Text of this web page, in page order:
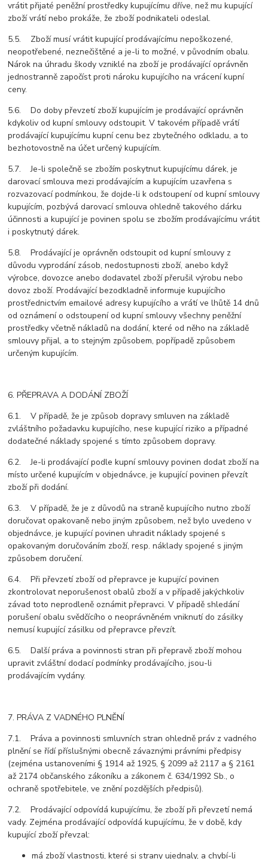
vrátit přijaté peněžní prostředky kupujícímu dříve, než mu kupující
zboží vrátí nebo prokáže, že zboží podnikateli odeslal.
5.5. Zboží musí vrátit kupující prodávajícímu nepoškozené,
neopotřebené, neznečištěné a je-li to možné, v původním obalu.
Nárok na úhradu škody vzniklé na zboží je prodávající oprávněn
jednostranně započíst proti nároku kupujícího na vrácení kupní
ceny.
5.6. Do doby převzetí zboží kupujícím je prodávající oprávněn
kdykoliv od kupní smlouvy odstoupit. V takovém případě vrátí
prodávající kupujícímu kupní cenu bez zbytečného odkladu, a to
bezhotovostně na účet určený kupujícím.
5.7. Je-li společně se zbožím poskytnut kupujícímu dárek, je
darovací smlouva mezi prodávajícím a kupujícím uzavřena s
rozvazovací podmínkou, že dojde-li k odstoupení od kupní smlouvy
kupujícím, pozbývá darovací smlouva ohledně takového dárku
účinnosti a kupující je povinen spolu se zbožím prodávajícímu vrátit
i poskytnutý dárek.
5.8. Prodávající je oprávněn odstoupit od kupní smlouvy z
důvodu vyprodání zásob, nedostupnosti zboží, anebo když
výrobce, dovozce anebo dodavatel zboží přerušil výrobu nebo
dovoz zboží. Prodávající bezodkladně informuje kupujícího
prostřednictvím emailové adresy kupujícího a vrátí ve lhůtě 14 dnů
od oznámení o odstoupení od kupní smlouvy všechny peněžní
prostředky včetně nákladů na dodání, které od něho na základě
smlouvy přijal, a to stejným způsobem, popřípadě způsobem
určeným kupujícím.
6. PŘEPRAVA A DODÁNÍ ZBOŽÍ
6.1. V případě, že je způsob dopravy smluven na základě
zvláštního požadavku kupujícího, nese kupující riziko a případné
dodatečné náklady spojené s tímto způsobem dopravy.
6.2. Je-li prodávající podle kupní smlouvy povinen dodat zboží na
místo určené kupujícím v objednávce, je kupující povinen převzít
zboží při dodání.
6.3. V případě, že je z důvodů na straně kupujícího nutno zboží
doručovat opakovaně nebo jiným způsobem, než bylo uvedeno v
objednávce, je kupující povinen uhradit náklady spojené s
opakovaným doručováním zboží, resp. náklady spojené s jiným
způsobem doručení.
6.4. Při převzetí zboží od přepravce je kupující povinen
zkontrolovat neporušenost obalů zboží a v případě jakýchkoliv
závad toto neprodleně oznámit přepravci. V případě shledání
porušení obalu svědčícího o neoprávněném vniknutí do zásilky
nemusí kupující zásilku od přepravce převzít.
6.5. Další práva a povinnosti stran při přepravě zboží mohou
upravit zvláštní dodací podmínky prodávajícího, jsou-li
prodávajícím vydány.
7. PRÁVA Z VADNÉHO PLNĚNÍ
7.1. Práva a povinnosti smluvních stran ohledně práv z vadného
plnění se řídí příslušnými obecně závaznými právními předpisy
(zejména ustanoveními § 1914 až 1925, § 2099 až 2117 a § 2161
až 2174 občanského zákoníku a zákonem č. 634/1992 Sb., o
ochraně spotřebitele, ve znění pozdějších předpisů).
7.2. Prodávající odpovídá kupujícímu, že zboží při převzetí nemá
vady. Zejména prodávající odpovídá kupujícímu, že v době, kdy
kupující zboží převzal:
má zboží vlastnosti, které si strany ujednaly, a chybí-li